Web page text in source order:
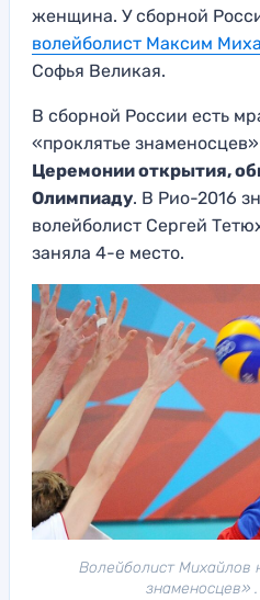
женщина. У сборной
волейболист Максим
Софья Великая.
В сборной России есть
«проклятье
Церемонии открытия,
Олимпиаду. В Рио-2016
волейболист Сергей
заняла 4-е место.
Волейболист Михайлов
знаменосцев»